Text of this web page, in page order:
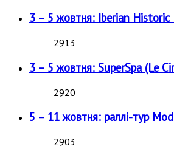
3 – 5 жовтня: Iberian
2913
3 – 5 жовтня: SuperSpa (Le
2920
5 – 11 жовтня: раллі-тур
2903